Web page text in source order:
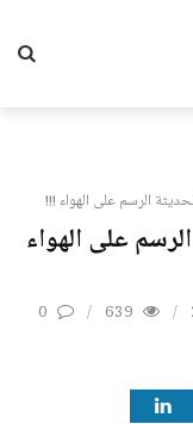
الرسم على الهواء !!!
على الهواء
639
0